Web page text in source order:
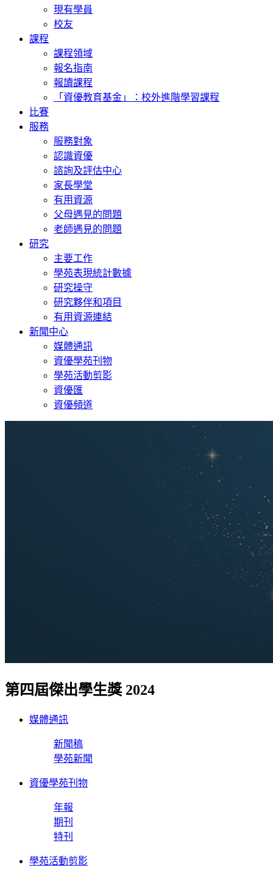
現有學員
校友
課程
課程領域
報名指南
報讀課程
「資優教育基金」：校外進階學習課程
比賽
服務
服務對象
認識資優
諮詢及評估中心
家長學堂
有用資源
父母遇見的問題
老師遇見的問題
研究
主要工作
學苑表現統計數據
研究操守
研究夥伴和項目
有用資源連結
新聞中心
媒體通訊
資優學苑刊物
學苑活動剪影
資優匯
資優頻道
第四屆傑出學生獎 2024
媒體通訊
新聞稿
學苑新聞
資優學苑刊物
年報
期刊
特刊
學苑活動剪影